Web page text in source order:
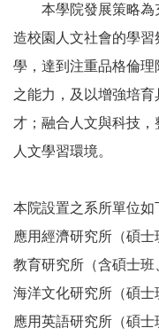
本學院發展策略為
造校園人文社會的學
學，達到注重品格倫
之能力，及以增強培
才；融合人文與科技
人文學習環境。
本院設置之系所單位如
應用經濟研究所（碩士
教育研究所（含碩士班
海洋文化研究所（碩士
應用英語研究所（碩士